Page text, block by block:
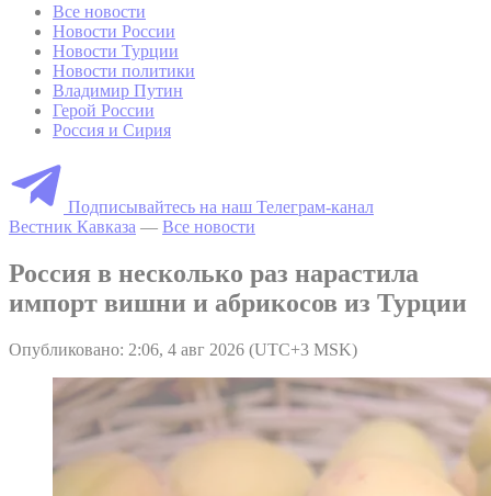
Все новости
Новости России
Новости Турции
Новости политики
Владимир Путин
Герой России
Россия и Сирия
Подписывайтесь на наш Телеграм-канал
Вестник Кавказа — Все новости
Россия в несколько раз нарастила
импорт вишни и абрикосов из Турции
Опубликовано: 2:06, 4 авг 2026 (UTC+3 MSK)